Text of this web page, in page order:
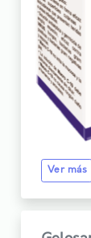
Ver más